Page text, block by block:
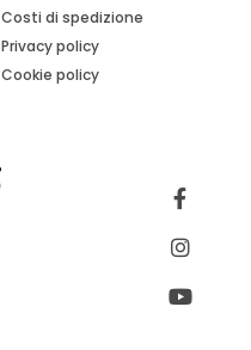
Costi di spedizione
Privacy policy
Cookie policy